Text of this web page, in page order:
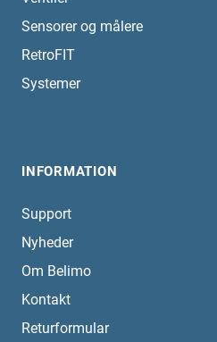
Sensorer og målere
RetroFIT
Systemer
INFORMATION
Support
Nyheder
Om Belimo
Kontakt
Returformular